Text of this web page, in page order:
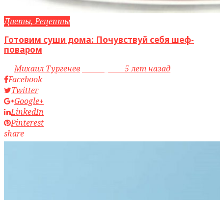
Диеты, Рецепты
Готовим суши дома: Почувствуй себя шеф-
поваром
byМихаил Тургенев
5 лет назад
Facebook
Twitter
Google+
LinkedIn
Pinterest
share